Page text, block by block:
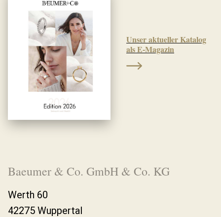
Unser aktueller Katalog
als E-Magazin
Baeumer & Co. GmbH & Co. KG
Werth 60
42275 Wuppertal